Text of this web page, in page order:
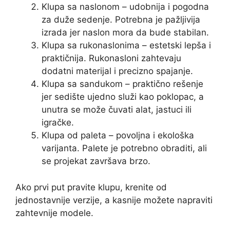
Klupa sa naslonom – udobnija i pogodna
za duže sedenje. Potrebna je pažljivija
izrada jer naslon mora da bude stabilan.
Klupa sa rukonaslonima – estetski lepša i
praktičnija. Rukonasloni zahtevaju
dodatni materijal i precizno spajanje.
Klupa sa sandukom – praktično rešenje
jer sedište ujedno služi kao poklopac, a
unutra se može čuvati alat, jastuci ili
igračke.
Klupa od paleta – povoljna i ekološka
varijanta. Palete je potrebno obraditi, ali
se projekat završava brzo.
Ako prvi put pravite klupu, krenite od
jednostavnije verzije, a kasnije možete napraviti
zahtevnije modele.